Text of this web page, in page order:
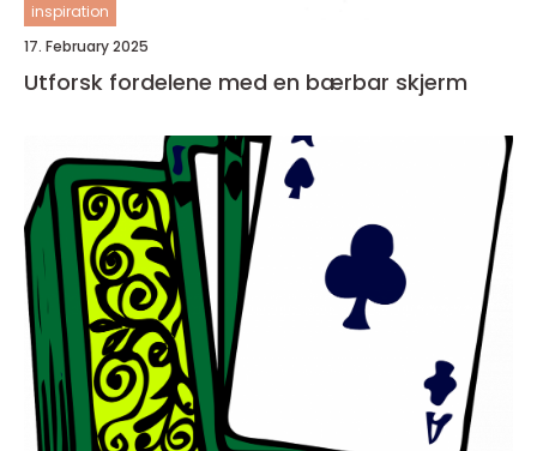
inspiration
17. February 2025
Utforsk fordelene med en bærbar skjerm